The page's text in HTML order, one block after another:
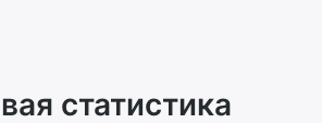
статистика